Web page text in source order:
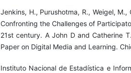
Jenkins, H., Purushotma, R., Weigel,
Confronting the Challenges of
21st century. A John D and Catherine
Paper on Digital Media and Learning.
Instituto Nacional de Estadística e